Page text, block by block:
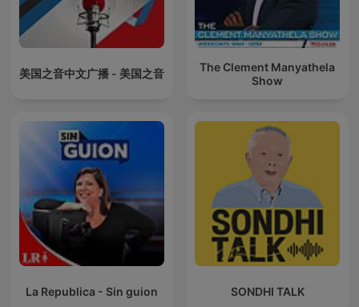
美国之音中文广播 - 美国之音
The Clement Manyathela
Show
La Republica - Sin guion SONDHI TALK